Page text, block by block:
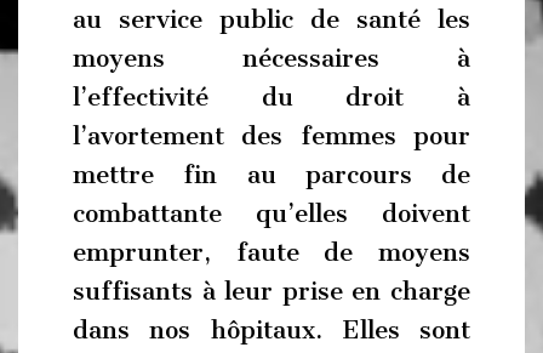
au service public de santé les
moyens nécessaires à
l’effectivité du droit à
l’avortement des femmes pour
mettre fin au parcours de
combattante qu’elles doivent
emprunter, faute de moyens
suffisants à leur prise en charge
dans nos hôpitaux. Elles sont